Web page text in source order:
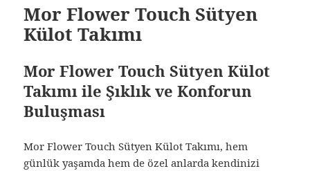
Mor Flower Touch Sütyen
Külot Takımı
Mor Flower Touch Sütyen Külot
Takımı ile Şıklık ve Konforun
Buluşması
Mor Flower Touch Sütyen Külot Takımı, hem
günlük yaşamda hem de özel anlarda kendinizi